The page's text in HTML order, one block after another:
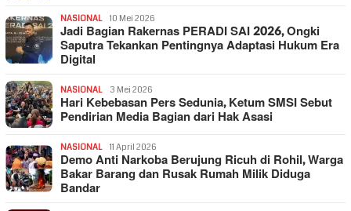
NASIONAL 10 Mei 2026
Jadi Bagian Rakernas PERADI SAI 2026, Ongki
Saputra Tekankan Pentingnya Adaptasi Hukum Era
Digital
NASIONAL 3 Mei 2026
Hari Kebebasan Pers Sedunia, Ketum SMSI Sebut
Pendirian Media Bagian dari Hak Asasi
NASIONAL 11 April 2026
Demo Anti Narkoba Berujung Ricuh di Rohil, Warga
Bakar Barang dan Rusak Rumah Milik Diduga
Bandar